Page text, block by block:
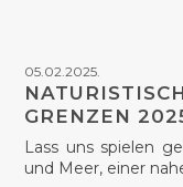
05.02.2025.
GRENZEN
Lass uns spielen
und Meer, einer